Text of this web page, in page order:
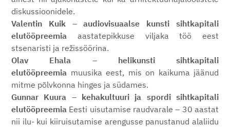
diskussioonidele.
Valentin Kuik–audiovisuaalse kunsti sihtkapitali
elutööpreemia aastatepikkuse viljaka töö eest
stsenaristi ja režissöörina.
Olav Ehala – helikunsti sihtkapitali
elutööpreemia muusika eest, mis on kaikuma jäänud
mitme põlvkonna hinges ja südames.
Gunnar Kuura – kehakultuuri ja spordi sihtkapitali
elutööpreemia Eesti uisutamise raudvarale – 30 aastat
nii ilu- kui kiiruisutamise arengusse panustanud alaliidu